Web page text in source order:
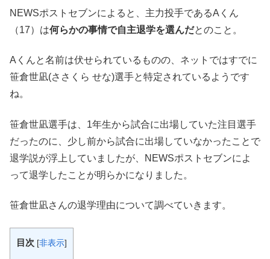
NEWSポストセブンによると、主力投手であるAくん
（17）は何らかの事情で自主退学を選んだとのこと。
Aくんと名前は伏せられているものの、ネットではすでに
笹倉世凪(ささくら せな)選手と特定されているようです
ね。
笹倉世凪選手は、1年生から試合に出場していた注目選手
だったのに、少し前から試合に出場していなかったことで
退学説が浮上していましたが、NEWSポストセブンによ
って退学したことが明らかになりました。
笹倉世凪さんの退学理由について調べていきます。
目次 [非表示]